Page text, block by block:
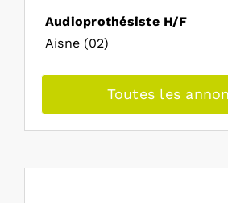
Audioprothésiste H/F
Aisne (02)
Toutes les